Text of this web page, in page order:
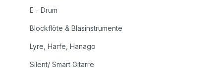
E - Drum
Blockflöte & Blasinstrumente
Lyre, Harfe, Hanago
Silent/ Smart Gitarre